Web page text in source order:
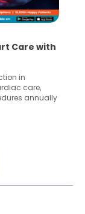
Care with
in
care,
annually
and